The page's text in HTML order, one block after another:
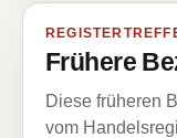
Frühere
Diese früheren
vom